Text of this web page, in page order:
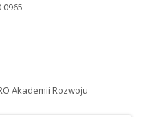
0965
Akademii Rozwoju